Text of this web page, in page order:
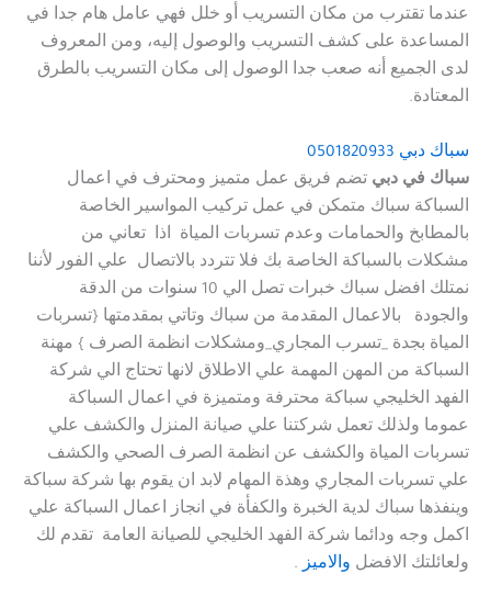
عندما تقترب من مكان التسريب أو خلل فهي عامل هام جدا في
المساعدة على كشف التسريب والوصول إليه، ومن المعروف
لدى الجميع أنه صعب جدا الوصول إلى مكان التسريب بالطرق
المعتادة.
سباك دبي 0501820933
سباك في دبي تضم فريق عمل متميز ومحترف في اعمال
السباكة سباك متمكن في عمل تركيب المواسير الخاصة
بالمطابخ والحمامات وعدم تسربات المياة اذا تعاني من
مشكلات بالسباكة الخاصة بك فلا تتردد بالاتصال علي الفور لأننا
نمتلك افضل سباك
خبرات تصل الي 10 سنوات من الدقة
والجودة بالاعمال المقدمة من سباك وتاتي بمقدمتها {تسربات
المياة بجدة _تسرب المجاري_ومشكلات انظمة الصرف } مهنة
السباكة من المهن المهمة علي الاطلاق لانها تحتاج الي شركة
الفهد الخليجي سباكة محترفة ومتميزة في اعمال السباكة
عموما ولذلك تعمل شركتنا علي صيانة المنزل والكشف علي
تسربات المياة والكشف عن انظمة الصرف الصحي والكشف
علي تسربات المجاري وهذة المهام لابد ان يقوم بها شركة سباكة
وينفذها سباك لدية الخبرة والكفأة في انجاز اعمال السباكة علي
اكمل وجه ودائما شركة الفهد الخليجي للصيانة العامة تقدم لك
ولعائلتك الافضل والاميز .